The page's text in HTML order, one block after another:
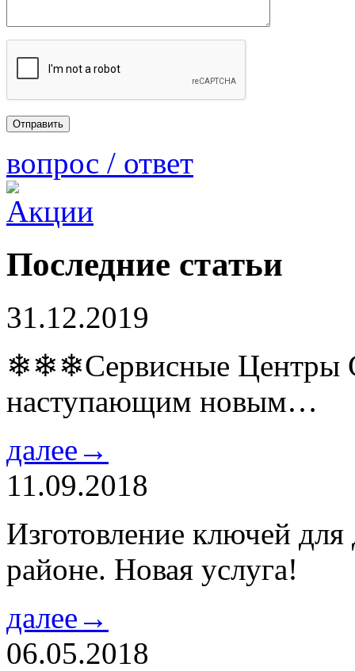
вопрос / ответ
Последние статьи
31.12.2019
❄❄❄Сервисные Центры
наступающим новым…
далее→
11.09.2018
Изготовление ключей
районе. Новая услуга!
далее→
06.05.2018